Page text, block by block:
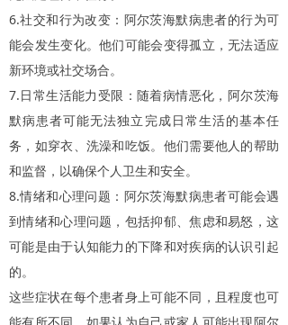
6.社交和行为改变：阿尔茨海默病患者的行为可
能会发生变化。他们可能会变得孤立，无法适应
新环境或社交场合。
7. 日常生活能力受限：随着病情恶化，阿尔茨海
默病患者可能无法独立完成日常生活的基本任
务，如穿衣、洗澡和吃饭。他们需要他人的帮助
和监督，以确保个人卫生和安全。
8.情绪和心理问题：阿尔茨海默病患者可能会遇
到情绪和心理问题，包括抑郁、焦虑和易怒，这
可能是由于认知能力的下降和对疾病的认识引起
的。
这些症状在每个患者身上可能不同，且程度也可